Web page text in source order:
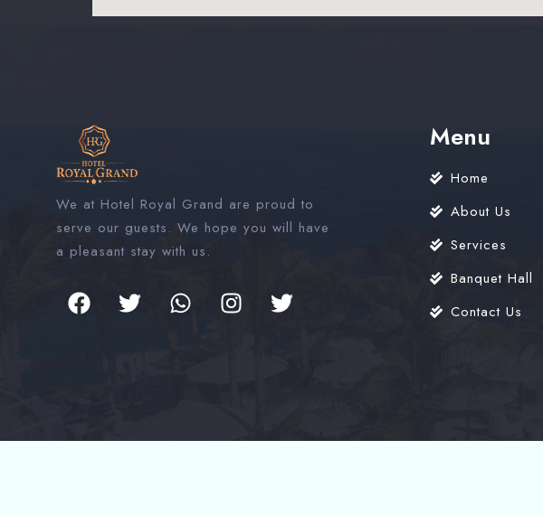
We at Hotel Royal Grand are proud to
serve our guests. We hope you will have
a pleasant stay with us.
Menu
Home
About Us
Services
Banquet Hall
Contact Us